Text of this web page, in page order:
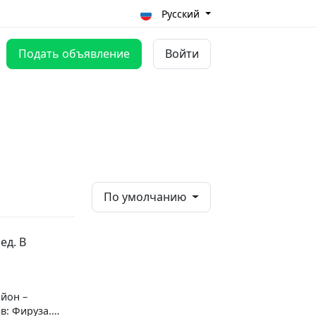
Русский
Подать объявление Войти
По умолчанию
В
–
Фируза.